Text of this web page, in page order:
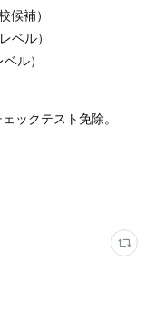
候補）
ベル）
ル）
ックテスト免除。